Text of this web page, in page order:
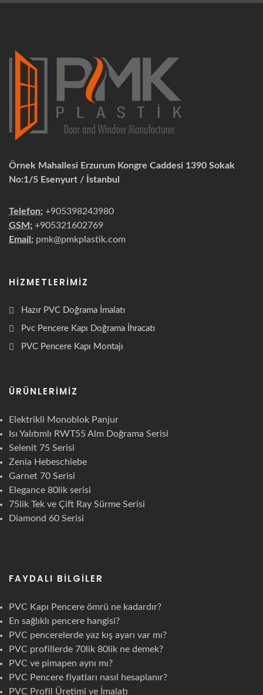
Örnek Mahallesi Erzurum Kongre Caddesi 1390 Sokak
No:1/5 Esenyurt / İstanbul
Telefon: +905398243980
GSM: +905321602769
Email: pmk@pmkplastik.com
HIZMETLERIMIZ
Hazır PVC Doğrama İmalatı
Pvc Pencere Kapı Doğrama İhracatı
PVC Pencere Kapı Montajı
ÜRÜNLERIMIZ
Elektrikli Monoblok Panjur
Isı Yalıtımlı RWT55 Alm Doğrama Serisi
Selenit 75 Serisi
Zenia Hebeschiebe
Garnet 70 Serisi
Elegance 80lik serisi
75lik Tek ve Çift Ray Sürme Serisi
Diamond 60 Serisi
FAYDALI BILGILER
PVC Kapı Pencere ömrü ne kadardır?
En sağlıklı pencere hangisi?
PVC pencerelerde yaz kış ayarı var mı?
PVC profillerde 70lik 80lik ne demek?
PVC ve pimapen aynı mı?
PVC Pencere fiyatları nasıl hesaplanır?
PVC Profil Üretimi ve İmalatı